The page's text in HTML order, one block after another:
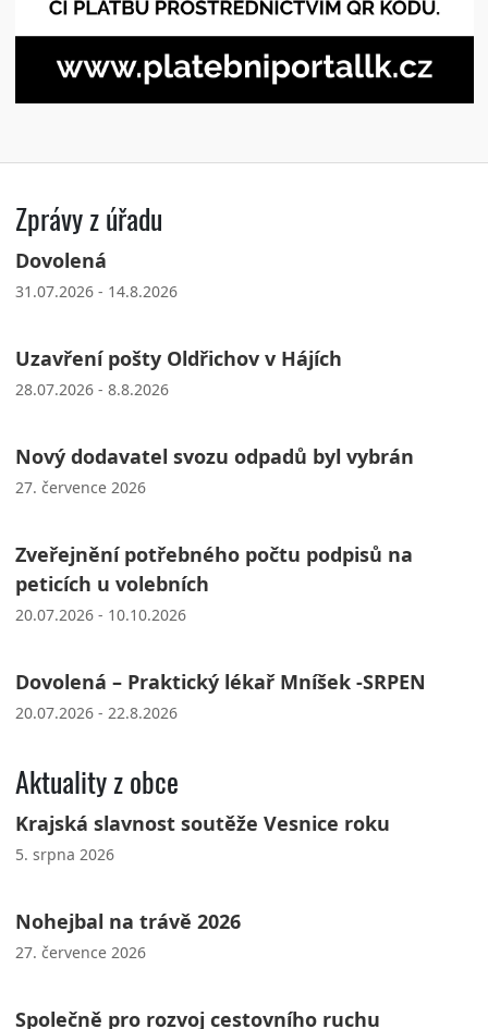
Zprávy z úřadu
Dovolená
31.07.2026 - 14.8.2026
Uzavření pošty Oldřichov v Hájích
28.07.2026 - 8.8.2026
Nový dodavatel svozu odpadů byl vybrán
27. července 2026
Zveřejnění potřebného počtu podpisů na
peticích u volebních
20.07.2026 - 10.10.2026
Dovolená – Praktický lékař Mníšek -SRPEN
20.07.2026 - 22.8.2026
Aktuality z obce
Krajská slavnost soutěže Vesnice roku
5. srpna 2026
Nohejbal na trávě 2026
27. července 2026
Společně pro rozvoj cestovního ruchu